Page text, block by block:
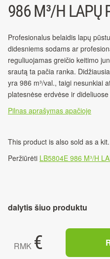
986 M³/H LAPŲ
Profesionalus belaidis lapų
didesniems sodams ar
reguliuojamas greičio keitimo
srautą ta pačia ranka.
yra 986 m³/val., taigi nesunkiai
platesnėse erdvėse ir
Pilnas aprašymas apačioje
This product is also sold as a
Peržiūrėti LB5804E 986 M³/H
dalytis šiuo produktu
RMK €